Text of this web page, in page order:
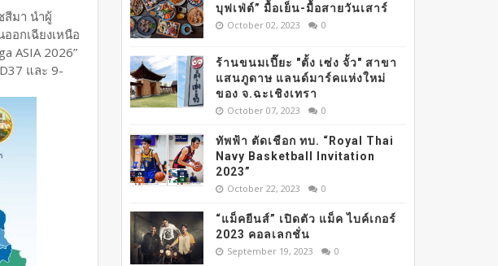
สีมา นำผู้
อกเฉียงเหนือ
ASIA 2026”
และ 9-
บุฟเฟ่ต์” มื้อเย็น-มื้อสายวันเสาร์
October 02, 2023 0
ร้านขนมเปี๊ยะ "ตั้ง เซ่ง จั้ว" สาขา
แสนภูดาษ แลนด์มาร์คแห่งใหม่
ของ จ.ฉะเชิงเทรา
October 07, 2023 0
ทัพฟ้า ตัดเชือก ทบ. “Royal Thai
Navy Basketball Invitation
2023”
October 22, 2023 0
“แม็คยีนส์” เปิดตัว แม็ค ไบค์เกอร์
2023 คอลเลกชั่น
September 19, 2023 0